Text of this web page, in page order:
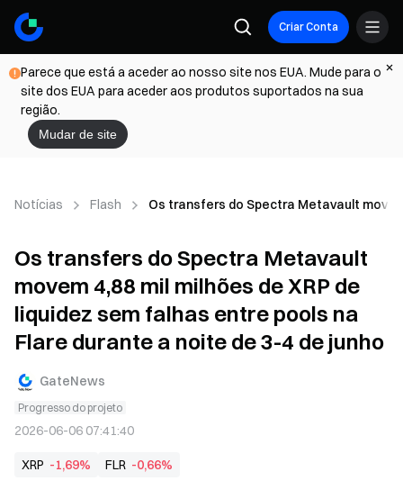
Criar Conta
Parece que está a aceder ao nosso site nos EUA. Mude para o
site dos EUA para aceder aos produtos suportados na sua
região.
Mudar de site
Notícias Flash Os transfers do Spectra Metavault
Os transfers do Spectra Metavault
movem 4,88 mil milhões de XRP de
liquidez sem falhas entre pools na
Flare durante a noite de 3-4 de junho
GateNews
Progresso do projeto
2026-06-06 07:41:40
XRP -1,69% FLR -0,66%